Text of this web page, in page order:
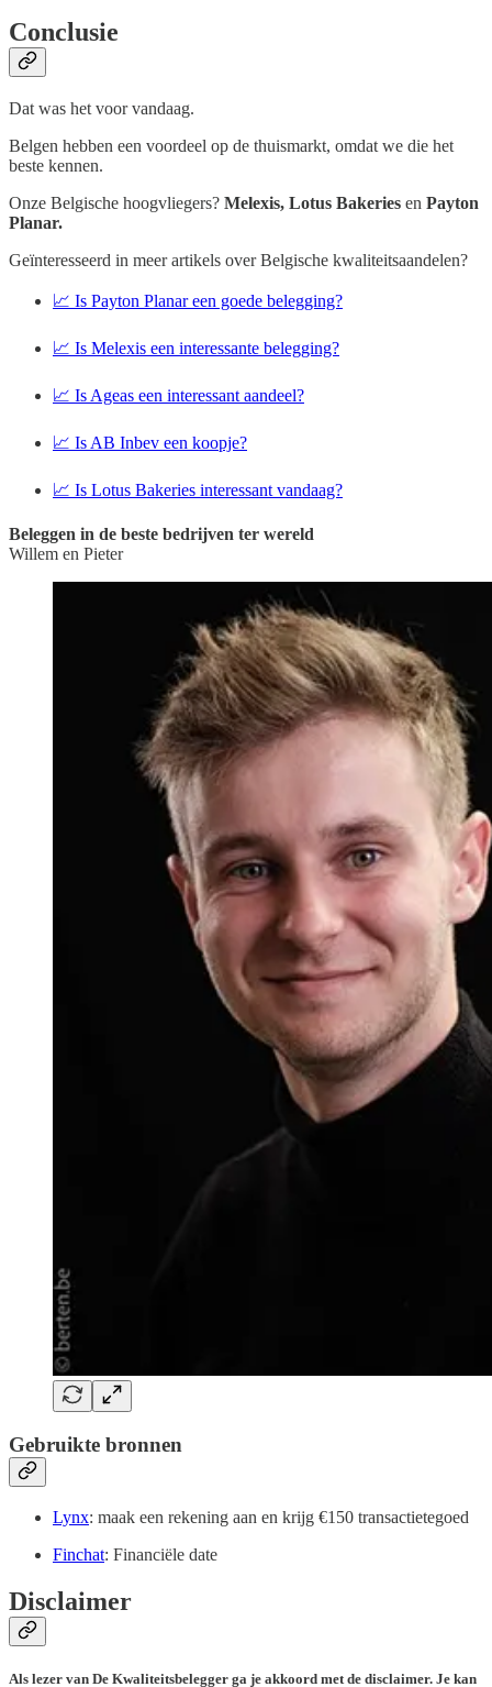
Conclusie
Dat was het voor vandaag.
Belgen hebben een voordeel op de thuismarkt, omdat we die het
beste kennen.
Onze Belgische hoogvliegers? Melexis, Lotus Bakeries en Payton
Planar.
Geïnteresseerd in meer artikels over Belgische kwaliteitsaandelen?
📈 Is Payton Planar een goede belegging?
📈 Is Melexis een interessante belegging?
📈 Is Ageas een interessant aandeel?
📈 Is AB Inbev een koopje?
📈 Is Lotus Bakeries interessant vandaag?
Beleggen in de beste bedrijven ter wereld
Willem en Pieter
Gebruikte bronnen
Lynx: maak een rekening aan en krijg €150 transactietegoed
Finchat: Financiële date
Disclaimer
Als lezer van De Kwaliteitsbelegger ga je akkoord met de disclaimer. Je kan